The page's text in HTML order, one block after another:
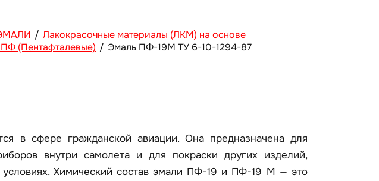
/ Лакокрасочные материалы (ЛКМ) на основе
(Пентафталевые) / Эмаль ПФ-19М ТУ 6-10-1294-87
в сфере гражданской авиации. Она предназначена для
внутри самолета и для покраски других изделий,
Химический состав эмали ПФ-19 и ПФ-19 М — это